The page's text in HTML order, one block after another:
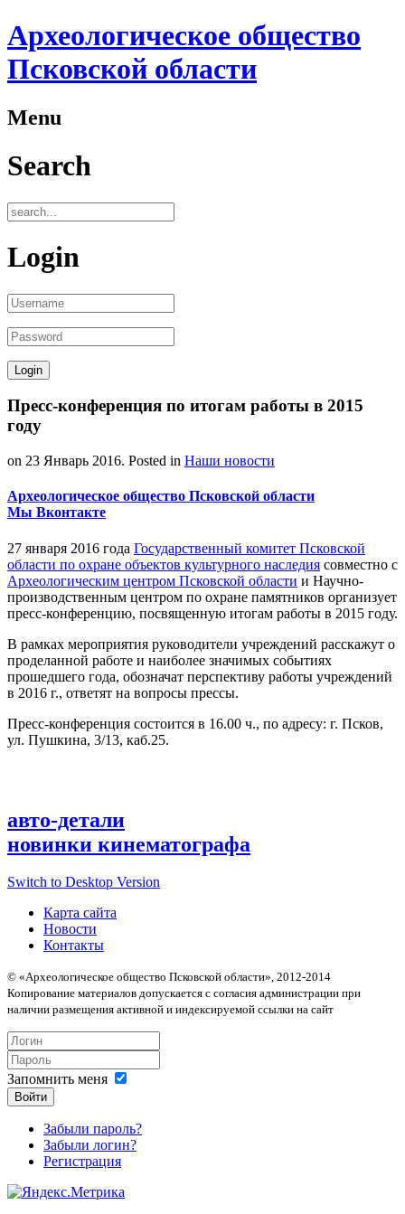
Археологическое общество
Псковской области
Menu
Search
Login
Пресс-конференция по итогам работы в 2015
году
on 23 Январь 2016. Posted in Наши новости
Археологическое общество Псковской области
Мы Вконтакте
27 января 2016 года Государственный комитет Псковской
области по охране объектов культурного наследия совместно с
Археологическим центром Псковской области и Научно-
производственным центром по охране памятников организует
пресс-конференцию, посвященную итогам работы в 2015 году.
В рамках мероприятия руководители учреждений расскажут о
проделанной работе и наиболее значимых событиях
прошедшего года, обозначат перспективу работы учреждений
в 2016 г., ответят на вопросы прессы.
Пресс-конференция состоится в 16.00 ч., по адресу: г. Псков,
ул. Пушкина, 3/13, каб.25.
авто-детали
новинки кинематографа
Switch to Desktop Version
Карта сайта
Новости
Контакты
© «Археологическое общество Псковской области», 2012-2014
Копирование материалов допускается с согласия администрации при
наличии размещения активной и индексируемой ссылки на сайт
Запомнить меня
Войти
Забыли пароль?
Забыли логин?
Регистрация